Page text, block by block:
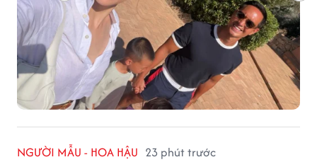
NGƯỜI MẪU - HOA HẬU 23 phút trước